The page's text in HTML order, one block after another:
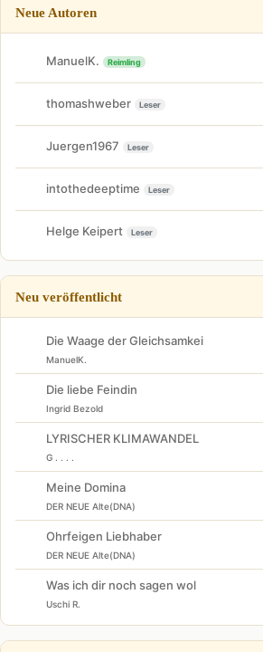
Neue Autoren
ManuelK. Reimling
thomashweber Leser
Juergen1967 Leser
intothedeeptime Leser
Helge Keipert Leser
Neu veröffentlicht
Die Waage der Gleichsamkei
ManuelK.
Die liebe Feindin
Ingrid Bezold
LYRISCHER KLIMAWANDEL
G . . . .
Meine Domina
DER NEUE Alte(DNA)
Ohrfeigen Liebhaber
DER NEUE Alte(DNA)
Was ich dir noch sagen wol
Uschi R.